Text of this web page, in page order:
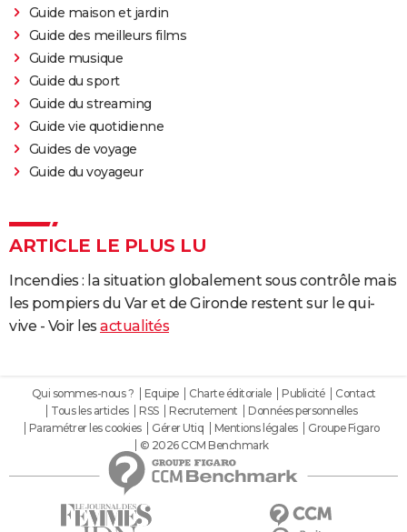
Guide maison et jardin
Guide des meilleurs films
Guide musique
Guide du sport
Guide du streaming
Guide vie quotidienne
Guides de voyage
Guide du voyageur
ARTICLE LE PLUS LU
Incendies : la situation globalement sous contrôle mais
les pompiers du Var et de Gironde restent sur le qui-
vive - Voir les actualités
Qui sommes-nous ? Equipe Charte éditoriale Publicité
Contact
Tous les articles
RSS Recrutement
Données personnelles
Paramétrer les cookies
Gérer Utiq Mentions légales
Groupe Figaro
© 2026 CCM Benchmark